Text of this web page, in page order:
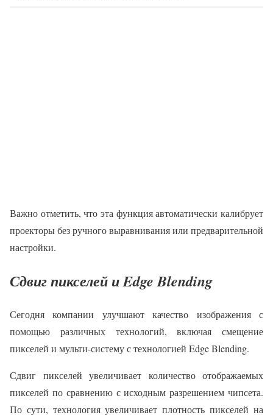
Важно отметить, что эта функция автоматически калибрует
проекторы без ручного выравнивания или предварительной
настройки.
Сдвиг пикселей и Edge Blending
Сегодня компании улучшают качество изображения с
помощью различных технологий, включая смещение
пикселей и мульти-систему с технологией Edge Blending.
Сдвиг пикселей увеличивает количество отображаемых
пикселей по сравнению с исходным разрешением чипсета.
По сути, технология увеличивает плотность пикселей на